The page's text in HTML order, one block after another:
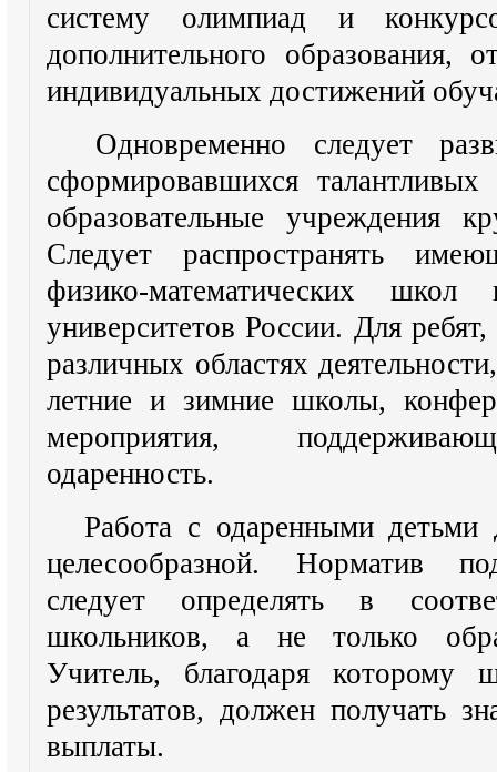
систему олимпиад и
дополнительного образования,
индивидуальных достижений
Одновременно следует
сформировавшихся
образовательные учреждения
Следует распространять
физико-математических
университетов России. Для
различных областях
летние и зимние школы,
мероприятия,
одаренность.
Работа с одаренными детьми
целесообразной. Норматив
следует определять в
школьников, а не только
Учитель, благодаря которому
результатов, должен получать
выплаты.